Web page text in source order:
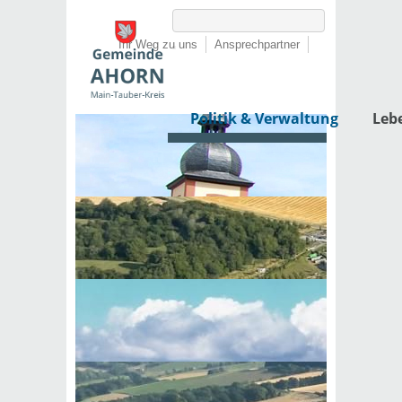
Ihr Weg zu uns Ansprechpartner
Politik & Verwaltung
Startseite › Politik & Verwaltung› Rathaus
Behördenwegweiser
Externe Organisationseinheit